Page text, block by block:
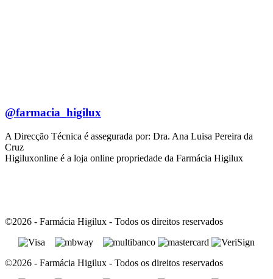
@farmacia_higilux
A Direcção Técnica é assegurada por: Dra. Ana Luisa Pereira da
Cruz
Higiluxonline é a loja online propriedade da Farmácia Higilux
©2026 - Farmácia Higilux - Todos os direitos reservados
©2026 - Farmácia Higilux - Todos os direitos reservados